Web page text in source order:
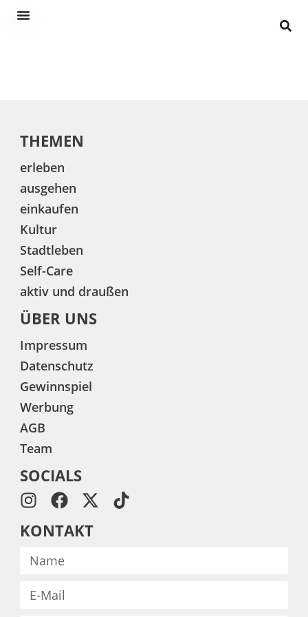
THEMEN
erleben
ausgehen
einkaufen
Kultur
Stadtleben
Self-Care
aktiv und draußen
ÜBER UNS
Impressum
Datenschutz
Gewinnspiel
Werbung
AGB
Team
SOCIALS
KONTAKT